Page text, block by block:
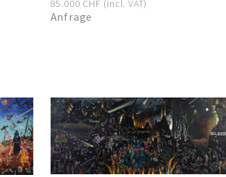
85.000 CHF (incl. VAT)
Anfrage